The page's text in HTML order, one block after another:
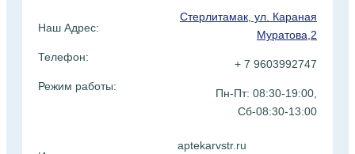
Наш Адрес:
Телефон:
Режим работы:
Стерлитамак, ул. Караная
Муратова,2
+ 7 9603992747
Пн-Пт: 08:30-19:00,
Сб-08:30-13:00
aptekarvstr.ru